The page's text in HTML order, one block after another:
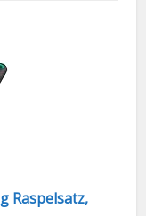
Raspelsatz,